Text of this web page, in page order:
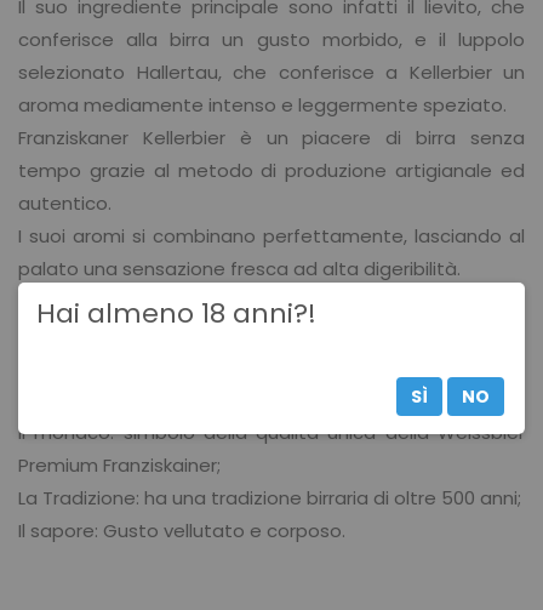
Il suo ingrediente principale sono infatti il lievito, che
conferisce alla birra un gusto morbido, e il luppolo
selezionato Hallertau, che conferisce a Kellerbier un
aroma mediamente intenso e leggermente speziato.
Franziskaner Kellerbier è un piacere di birra senza
tempo grazie al metodo di produzione artigianale ed
autentico.
I suoi aromi si combinano perfettamente, lasciando al
palato una sensazione fresca ad alta digeribilità.
Il monaco: simbolo della qualità unica della Weissbier
Premium Franziskainer;
La Tradizione: ha una tradizione birraria di oltre 500 anni;
Il sapore: Gusto vellutato e corposo.
Hai almeno 18 anni?!
SÌ NO